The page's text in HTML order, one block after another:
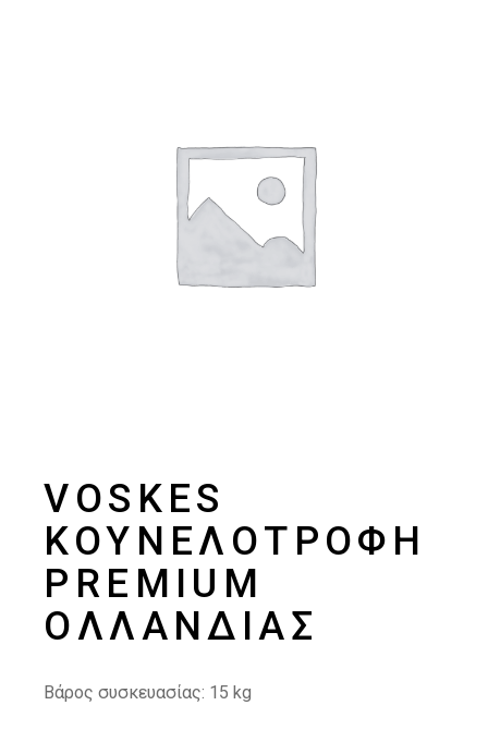
VOSKES
ΚΟΥΝΕΛΟΤΡΟΦΉ
PREMIUM
ΟΛΛΑΝΔΊΑΣ
Βάρος συσκευασίας: 15 kg